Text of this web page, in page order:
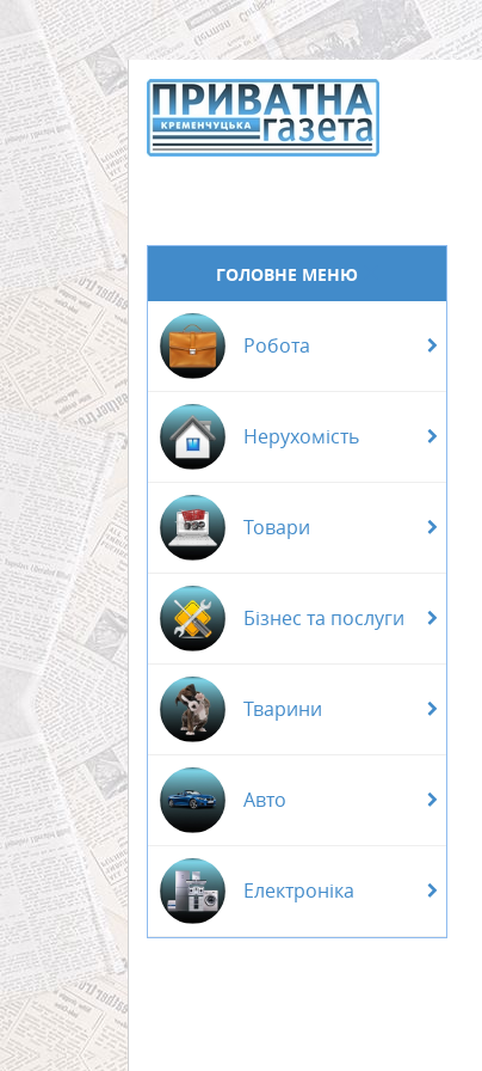
ГОЛОВНЕ МЕНЮ
Робота
Нерухомість
Товари
Бізнес та послуги
Тварини
Авто
Електроніка